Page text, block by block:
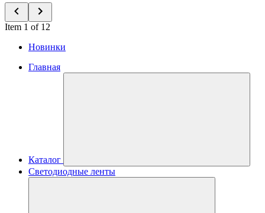
Item 1 of 12
Новинки
Главная
Каталог
Светодиодные ленты